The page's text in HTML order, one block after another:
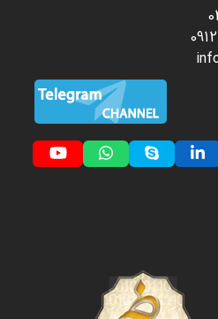
LinkedIn
Skype
Whatsapp